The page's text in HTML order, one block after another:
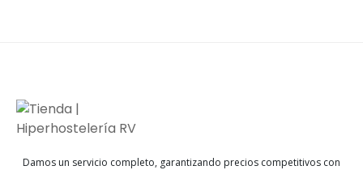
Damos un servicio completo, garantizando precios competitivos con